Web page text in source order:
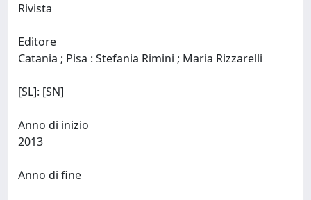
Rivista
Editore
Catania ; Pisa : Stefania Rimini ; Maria Rizzarelli
Anno di inizio
Anno di fine